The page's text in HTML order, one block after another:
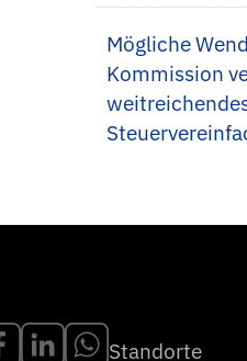
Mögliche
Kommission
Standorte